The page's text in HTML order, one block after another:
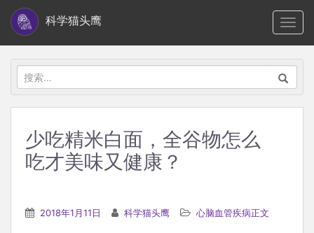
i
科学猫头鹰
搜
索：
少吃精米白面，全谷物怎么
吃才美味又健康？
2018年1月11日 科学猫头鹰 心脑血管疾病正文